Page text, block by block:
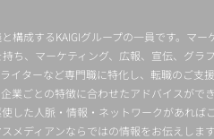
構成するKAIGIグループの一員です。マ
ち、マーケティング、広報、宣伝、グ
イターなど専門職に特化し、転職のご支
業ごとの特徴に合わせたアドバイスが
した人脈・情報・ネットワークがあれ
メディアンならではの情報をお伝えします